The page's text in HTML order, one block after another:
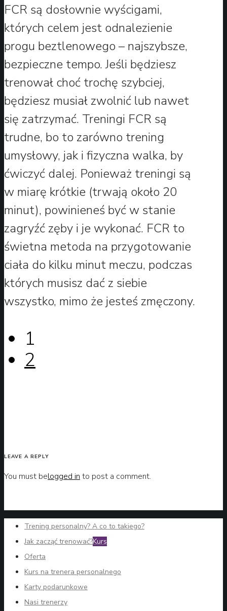
FCR są dosłownie wyścigami,
których celem jest odnalezienie
progu beztlenowego – najszybsze,
bezpieczne tempo. Jeśli będziesz
trenował choć trochę szybciej,
będziesz musiał zwolnić lub nawet
się zatrzymać. Treningi FCR są
trudne, bo to zarówno trening
umysłowy, jak i fizyczna walka, by
ćwiczyć dalej. Ponieważ treningi są
w miarę krótkie (trwają około 20
minut), powinieneś być w stanie
zagryźć zęby i je wykonać. FCR to
świetna metoda na przygotowanie
ciała do kilku minut meczu, podczas
których musisz dać z siebie
wszystko, mimo że jesteś zmęczony.
1
2
LEAVE A REPLY
You must belogged in to post a comment.
Trening personalny? A co to takiego?
Jak zacząć trenować?Kurs
Oferta
Kurs na trenera personalnego
Karty podarunkowe
Nasi trenerzy